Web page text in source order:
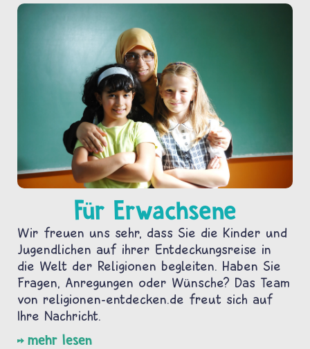
Für Erwachsene
Wir freuen uns sehr, dass Sie die Kinder und
Jugendlichen auf ihrer Entdeckungsreise in
die Welt der Religionen begleiten. Haben Sie
Fragen, Anregungen oder Wünsche? Das Team
von religionen-entdecken.de freut sich auf
Ihre Nachricht.
mehr lesen